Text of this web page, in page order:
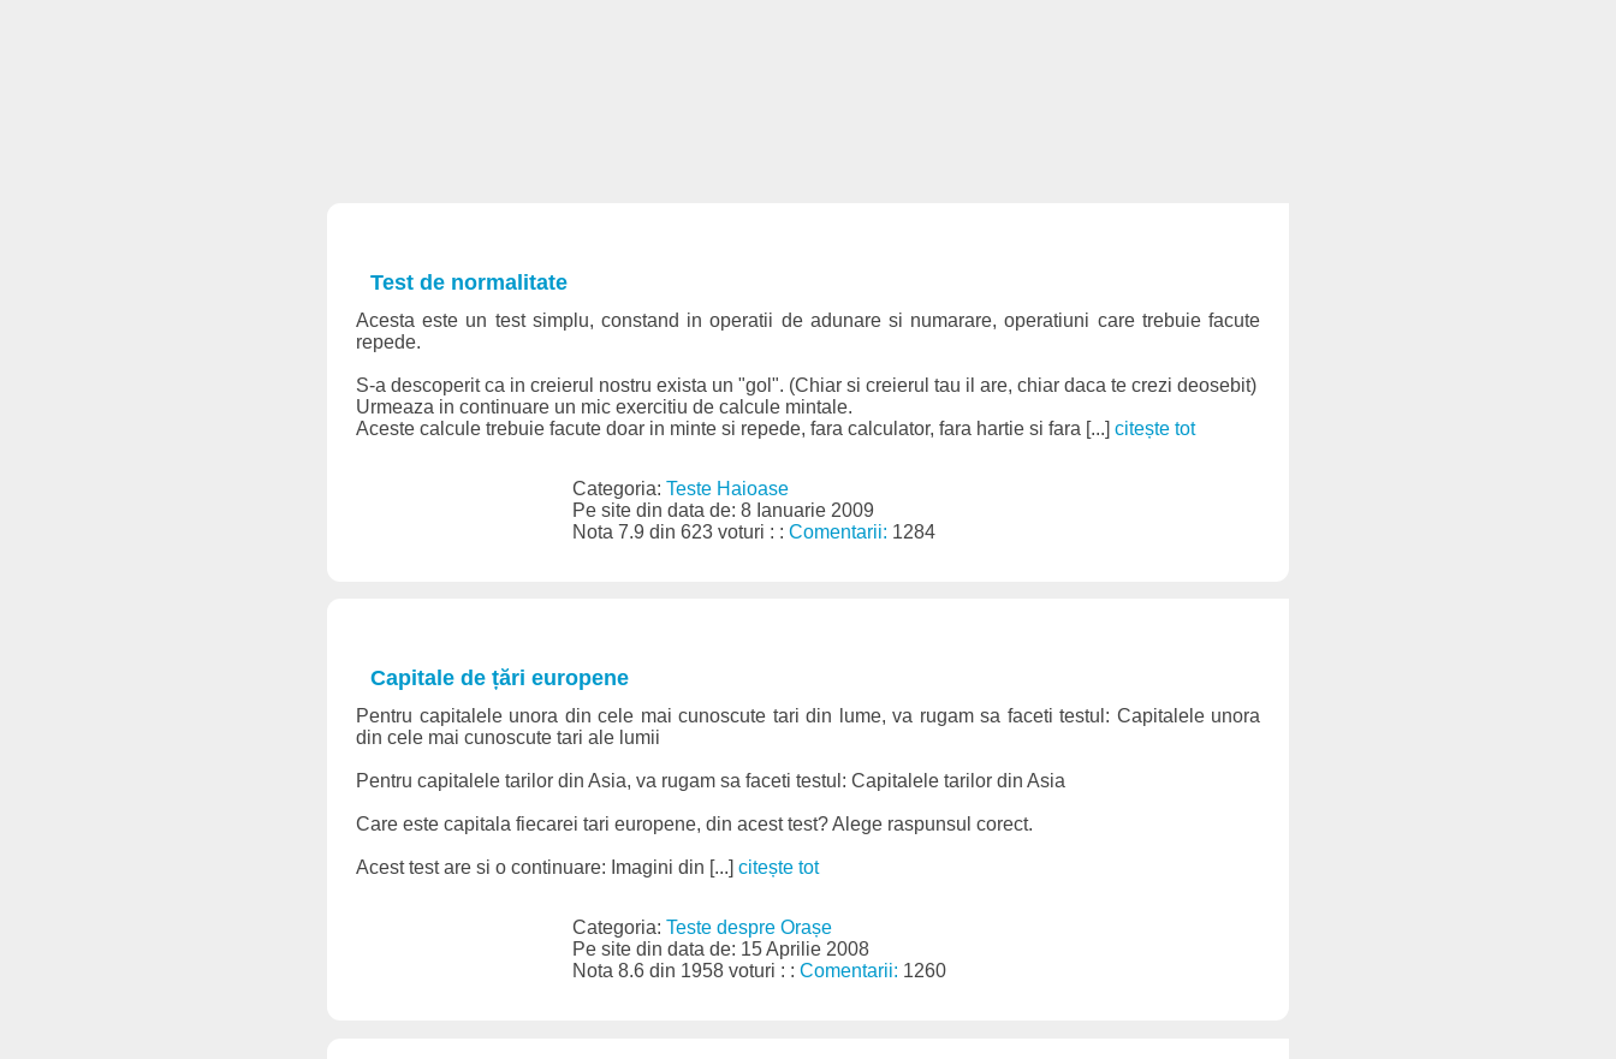
Test de normalitate
Acesta este un test simplu, constand in operatii de adunare si numarare, operatiuni care trebuie facute
repede.
S-a descoperit ca in creierul nostru exista un "gol". (Chiar si creierul tau il are, chiar daca te crezi deosebit)
Urmeaza in continuare un mic exercitiu de calcule mintale.
Aceste calcule trebuie facute doar in minte si repede, fara calculator, fara hartie si fara [...] citește tot
Categoria:Teste Haioase
Pe site din data de: 8 Ianuarie 2009
Nota 7.9 din 623 voturi : :Comentarii: 1284
Capitale de țări europene
Pentru capitalele unora din cele mai cunoscute tari din lume, va rugam sa faceti testul: Capitalele unora
din cele mai cunoscute tari ale lumii
Pentru capitalele tarilor din Asia, va rugam sa faceti testul: Capitalele tarilor din Asia
Care este capitala fiecarei tari europene, din acest test? Alege raspunsul corect.
Acest test are si o continuare: Imagini din [...] citește tot
Categoria:Teste despre Orașe
Pe site din data de: 15 Aprilie 2008
Nota 8.6 din 1958 voturi : :Comentarii: 1260